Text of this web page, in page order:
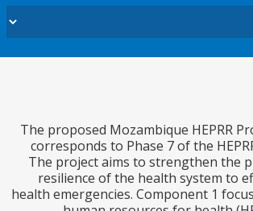
The proposed Mozambique
corresponds to Phase 7 of the
The project aims to
resilience of the health
health emergencies.